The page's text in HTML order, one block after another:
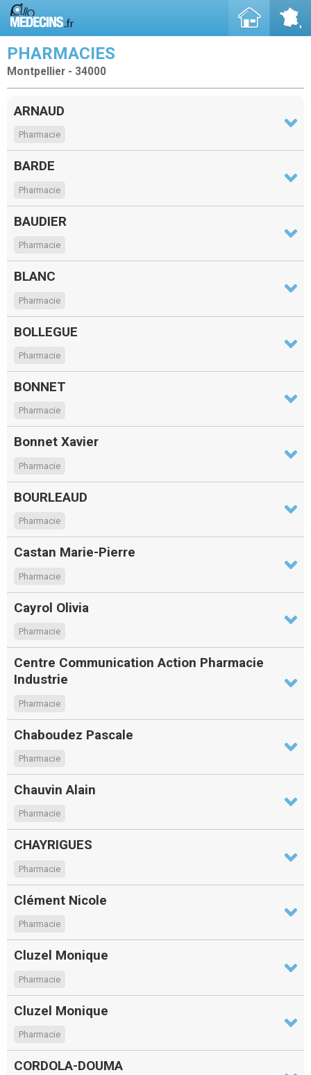
PHARMACIES
Montpellier - 34000
ARNAUD
Pharmacie
BARDE
Pharmacie
BAUDIER
Pharmacie
BLANC
Pharmacie
BOLLEGUE
Pharmacie
BONNET
Pharmacie
Bonnet Xavier
Pharmacie
BOURLEAUD
Pharmacie
Castan Marie-Pierre
Pharmacie
Cayrol Olivia
Pharmacie
Centre Communication Action Pharmacie
Industrie
Pharmacie
Chaboudez Pascale
Pharmacie
Chauvin Alain
Pharmacie
CHAYRIGUES
Pharmacie
Clément Nicole
Pharmacie
Cluzel Monique
Pharmacie
Cluzel Monique
Pharmacie
CORDOLA-DOUMA